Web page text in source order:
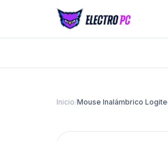
Inicio/Mouse Inalámbrico